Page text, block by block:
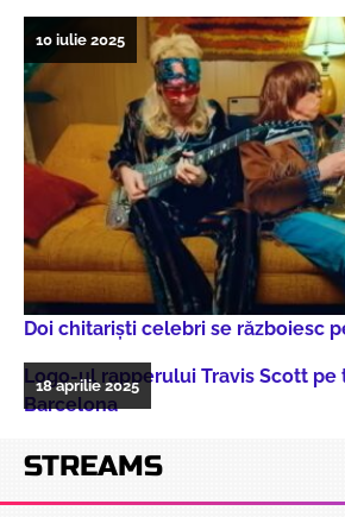
Doi chitarişti celebri se războiesc
10 iulie 2025
Logo-ul rapperului Travis Scott pe
Barcelona
18 aprilie 2025
STREAMS